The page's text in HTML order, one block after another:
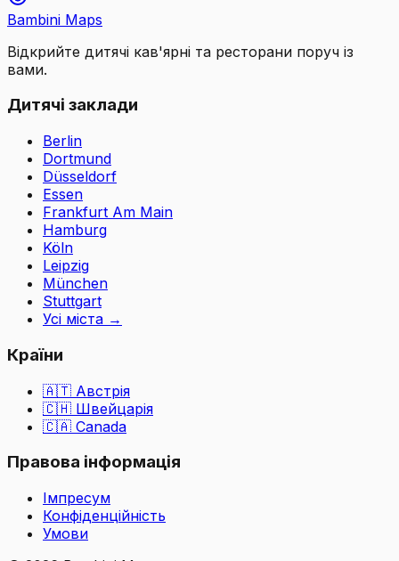
Bambini Maps
Відкрийте дитячі кав'ярні та ресторани поруч із
вами.
Дитячі заклади
Berlin
Dortmund
Düsseldorf
Essen
Frankfurt Am Main
Hamburg
Köln
Leipzig
München
Stuttgart
Усі міста →
Країни
🇦🇹 Австрія
🇨🇭 Швейцарія
🇨🇦 Canada
Правова інформація
Імпресум
Конфіденційність
Умови